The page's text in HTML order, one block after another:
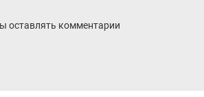
оставлять комментарии